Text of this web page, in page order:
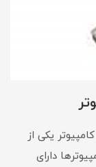
یکی از
دارای